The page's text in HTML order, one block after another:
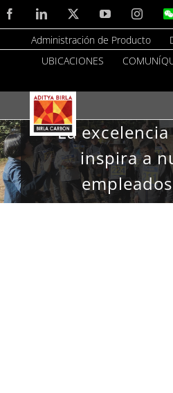
Skip
to
content
FacebookLinkedIn YouTube
Administración de Producto
UBICACIONES
La
inspira a